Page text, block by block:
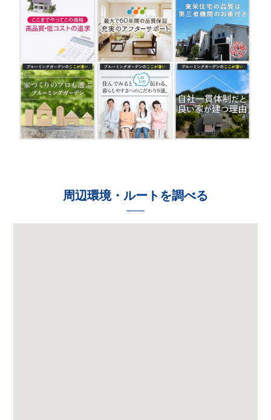
周辺環境・ルートを調べる